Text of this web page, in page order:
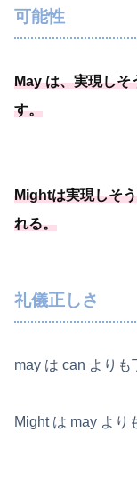
可能性
May は、実現しそ
す。
Mightは実現しそ
れる。
礼儀正しさ
may は can よりも
Might は may より